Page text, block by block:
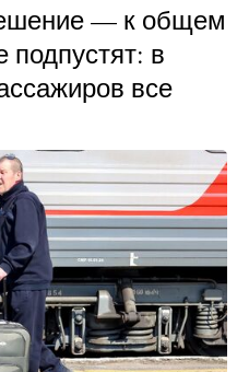
— к общем
подпустят: в
все